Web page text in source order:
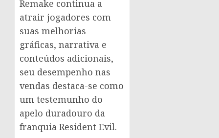
Remake continua a
atrair jogadores com
suas melhorias
gráficas, narrativa e
conteúdos adicionais,
seu desempenho nas
vendas destaca-se como
um testemunho do
apelo duradouro da
franquia Resident Evil.